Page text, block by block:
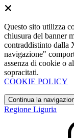
Questo sito utilizza
chiusura del banner
contraddistinto dalla
navigazione"
assenza di cookie o
sopracitati.
COOKIE POLICY
Continua la
Regione Liguria